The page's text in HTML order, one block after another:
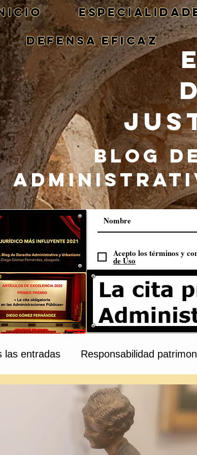
DEFENSA EFICAZ
BLOG
Acepto los términos y
de Uso
las entradas Responsabilidad
Compraventa y Tribunales
Constitución